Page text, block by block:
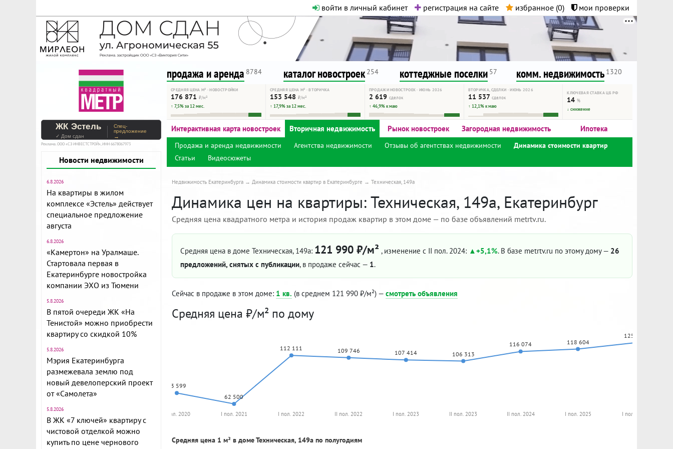
войти в личный кабинет регистрация на сайте избранное (0) мои проверки
На Метре реклама - только нормальная. Никакого шок-контента.
Помогайте независимому ресурсу, как он помогает вам. Удачи!
продажа и аренда 8784 каталог новостроек 254 коттеджные поселки 57 комм. недвижимость 1320
СРЕДНЯЯ ЦЕНА М² · НОВОСТРОЙКИ
176 871 ₽/м²
↑ 7,5% за 12 мес.
СРЕДНЯЯ ЦЕНА М² · ВТОРИЧКА
153 548 ₽/м²
↑ 17,9% за 12 мес.
ПРОДАЖИ НОВОСТРОЕК · ИЮНЬ 2026
2 619 сделок
↑ 46,9% к маю
ВТОРИЧКА, СДЕЛКИ · ИЮНЬ 2026
11 537 сделок
↑ 12,1% к маю
КЛЮЧЕВАЯ СТАВКА ЦБ РФ
14%
↓ снижение
ЖК Эстель
✓ Дом сдан
Спец-
предложение
→
Реклама. ООО «СЗ ИНВЕСТСТРОЙ», ИНН 6678067973
Новости недвижимости
6.8.2026
На квартиры в жилом
комплексе «Эстель» действует
специальное предложение
августа
6.8.2026
«Камертон» на Уралмаше.
Стартовала первая в
Екатеринбурге новостройка
компании ЭХО из Тюмени
5.8.2026
В пятой очереди ЖК «На
Тенистой» можно приобрести
квартиру со скидкой 10%
5.8.2026
Мэрия Екатеринбурга
размежевала землю под
новый девелоперский проект
от «Самолета»
5.8.2026
В ЖК «7 ключей» квартиру с
чистовой отделкой можно
купить по цене чернового
Интерактивная карта новостроек Вторичная недвижимость Рынок новостроек Загородная недвижимость Ипотека
Продажа и аренда недвижимости Агентства недвижимости Отзывы об агентствах недвижимости
Динамика стоимости квартир
Статьи
Видеосюжеты
Недвижимость Екатеринбурга Динамика стоимости квартир в Екатеринбурге Техническая, 149а
Динамика цен на квартиры: Техническая, 149а, Екатеринбург
Средняя цена квадратного метра и история продаж квартир в этом доме — по базе объявлений metrtv.ru.
Средняя цена в доме Техническая, 149а: 121 990 ₽/м² , изменение с II пол. 2024: +5,1%. В базе metrtv.ru по этому дому — 26
предложений, снятых с публикации, в продаже сейчас — 1.
Сейчас в продаже в этом доме: 1 кв. (в среднем 121 990 ₽/м²) — смотреть объявления
Средняя цена ₽/м² по дому
73 599
62 500
112 111 109 746 107 414 106 313
116 074 118 604
125 000
I пол. 2020 I пол. 2021 I пол. 2022 II пол. 2022 I пол. 2023 II пол. 2023 II пол. 2024 I пол. 2025 I пол. 2026
Средняя цена 1 м² в доме Техническая, 149а по полугодиям